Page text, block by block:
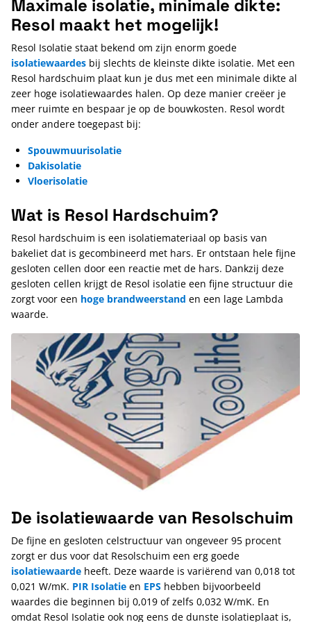
Maximale isolatie, minimale dikte:
Resol maakt het mogelijk!
Resol Isolatie staat bekend om zijn enorm goede
isolatiewaardes bij slechts de kleinste dikte isolatie. Met een
Resol hardschuim plaat kun je dus met een minimale dikte al
zeer hoge isolatiewaardes halen. Op deze manier creëer je
meer ruimte en bespaar je op de bouwkosten. Resol wordt
onder andere toegepast bij:
Spouwmuurisolatie
Dakisolatie
Vloerisolatie
Wat is Resol Hardschuim?
Resol hardschuim is een isolatiemateriaal op basis van
bakeliet dat is gecombineerd met hars. Er ontstaan hele fijne
gesloten cellen door een reactie met de hars. Dankzij deze
gesloten cellen krijgt de Resol isolatie een fijne structuur die
zorgt voor een hoge brandweerstand en een lage Lambda
waarde.
De isolatiewaarde van Resolschuim
De fijne en gesloten celstructuur van ongeveer 95 procent
zorgt er dus voor dat Resolschuim een erg goede
isolatiewaarde heeft. Deze waarde is variërend van 0,018 tot
0,021 W/mK. PIR Isolatie en EPS hebben bijvoorbeeld
waardes die beginnen bij 0,019 of zelfs 0,032 W/mK. En
omdat Resol Isolatie ook nog eens de dunste isolatieplaat is,